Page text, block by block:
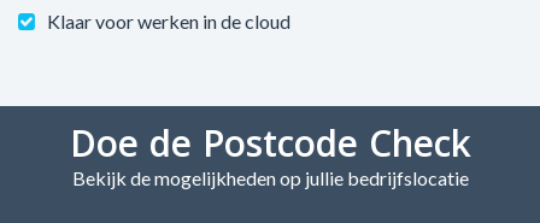
Klaar voor werken in de cloud
Doe de Postcode Check
Bekijk de mogelijkheden op jullie bedrijfslocatie